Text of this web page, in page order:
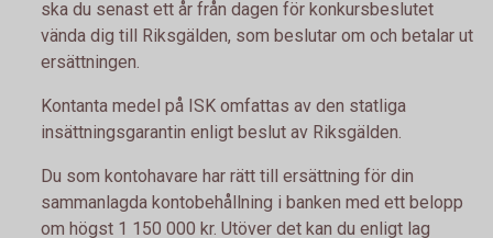
ska du senast ett år från dagen för konkursbeslutet
vända dig till Riksgälden, som beslutar om och betalar ut
ersättningen.
Kontanta medel på ISK omfattas av den statliga
insättningsgarantin enligt beslut av Riksgälden.
Du som kontohavare har rätt till ersättning för din
sammanlagda kontobehållning i banken med ett belopp
om högst 1 150 000 kr. Utöver det kan du enligt lag